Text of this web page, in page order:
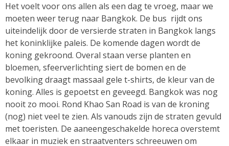
Het voelt voor ons allen als een dag te vroeg, maar we
moeten weer terug naar Bangkok. De bus rijdt ons
uiteindelijk door de versierde straten in Bangkok langs
het koninklijke paleis. De komende dagen wordt de
koning gekroond. Overal staan verse planten en
bloemen, sfeerverlichting siert de bomen en de
bevolking draagt massaal gele t-shirts, de kleur van de
koning. Alles is gepoetst en geveegd. Bangkok was nog
nooit zo mooi. Rond Khao San Road is van de kroning
(nog) niet veel te zien. Als vanouds zijn de straten gevuld
met toeristen. De aaneengeschakelde horeca overstemt
elkaar in muziek en straatventers schreeuwen om